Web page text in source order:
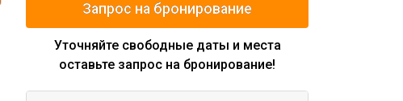
Запрос на бронирование
Уточняйте свободные даты и места
оставьте запрос на бронирование!